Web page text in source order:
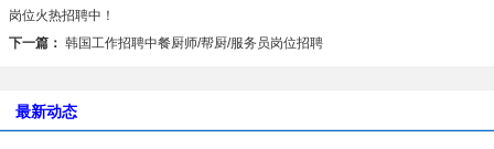
岗位火热招聘中！
下一篇： 韩国工作招聘中餐厨师/帮厨/服务员岗位招聘
最新动态